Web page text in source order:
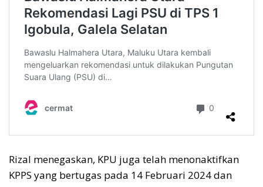
Rizal menegaskan, KPU juga telah menonaktifkan
KPPS yang bertugas pada 14 Februari 2024 dan